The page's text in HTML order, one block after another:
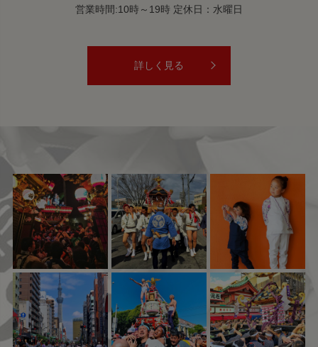
営業時間:10時～19時 定休日：水曜日
詳しく見る